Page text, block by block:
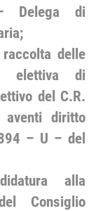
Delega di
delle
elettiva di
del C.R.
aventi diritto
– U – del
alla
Consiglio